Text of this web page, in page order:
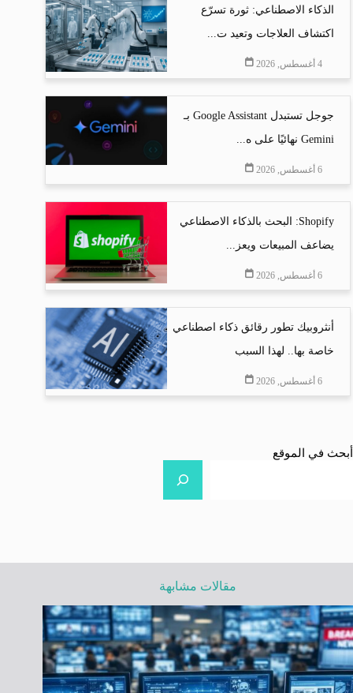
الذكاء الاصطناعي: ثورة تسرّع
اكتشاف العلاجات وتعيد ت...
4 أغسطس, 2026
جوجل تستبدل Google Assistant بـ
Gemini نهائيًا على ه...
6 أغسطس, 2026
Shopify: البحث بالذكاء الاصطناعي
يضاعف المبيعات ويعز...
6 أغسطس, 2026
أنثروبيك تطور رقائق ذكاء اصطناعي
خاصة بها.. لهذا السبب
6 أغسطس, 2026
أبحث في الموقع
مقالات مشابهة